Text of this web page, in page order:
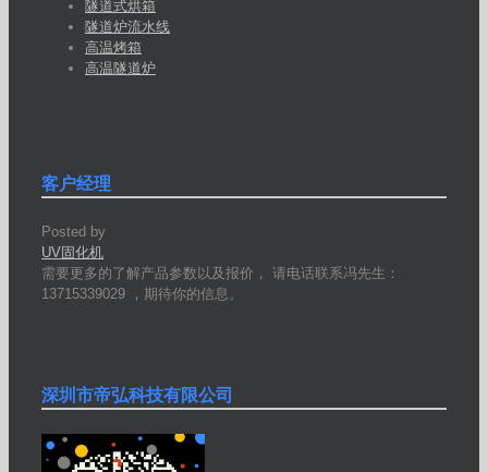
隧道式烘箱
隧道炉流水线
高温烤箱
高温隧道炉
客户经理
Posted by
UV固化机
需要更多的了解产品参数以及报价， 请电话联系冯先生：
13715339029 ，期待你的信息。
深圳市帝弘科技有限公司